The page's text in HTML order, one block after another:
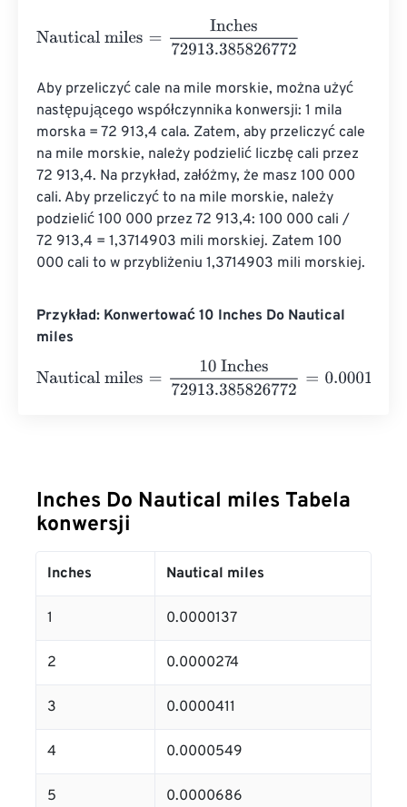
Nautical miles 72913.385826772
Aby przeliczyć cale na mile morskie, można użyć
następującego współczynnika konwersji: 1 mila
morska = 72 913,4 cala. Zatem, aby przeliczyć cale
na mile morskie, należy podzielić liczbę cali przez
72 913,4. Na przykład, załóżmy, że masz 100 000
cali. Aby przeliczyć to na mile morskie, należy
podzielić 100 000 przez 72 913,4: 100 000 cali /
72 913,4 = 1,3714903 mili morskiej. Zatem 100
000 cali to w przybliżeniu 1,3714903 mili morskiej.
Przykład: Konwertować 10 Inches Do Nautical
miles
Nautical miles
72913.385826772 =0.0001371
Inches Do Nautical miles Tabela
konwersji
Inches Nautical miles
1 0.0000137
2 0.0000274
3 0.0000411
4 0.0000549
5 0.0000686